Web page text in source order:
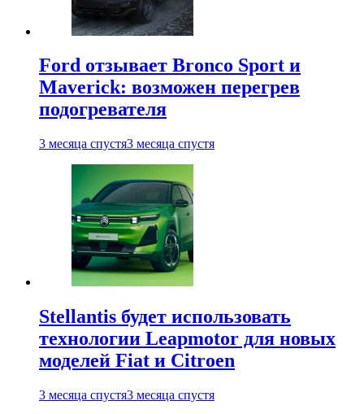
Ford отзывает Bronco Sport и
Maverick: возможен перегрев
подогревателя
3 месяца спустя3 месяца спустя
Stellantis будет использовать
технологии Leapmotor для новых
моделей Fiat и Citroen
3 месяца спустя3 месяца спустя